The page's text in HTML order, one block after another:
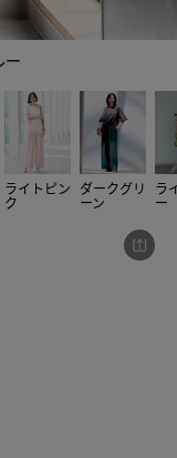
ー
ライトピン
ク
ダークグリ
ーン
ラ
ー